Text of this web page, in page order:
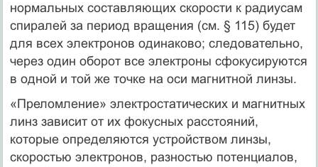
нормальных составляющих скорости к радиусам
спиралей за период вращения (см. § 115) будет
для всех электронов одинаково; следовательно,
через один оборот все электроны сфокусируются
в одной и той же точке на оси магнитной линзы.
«Преломление» электростатических и магнитных
линз зависит от их фокусных расстояний,
которые определяются устройством линзы,
скоростью электронов, разностью потенциалов,